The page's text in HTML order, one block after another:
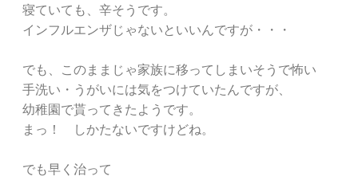
寝ていても、辛そうです。
インフルエンザじゃないといいんですが・・・
でも、このままじゃ家族に移ってしまいそうで怖い
手洗い・うがいには気をつけていたんですが、
幼稚園で貰ってきたようです。
まっ！ しかたないですけどね。
でも早く治って